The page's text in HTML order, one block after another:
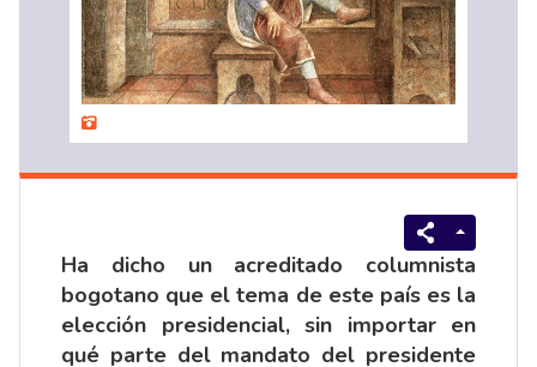
Ha dicho un acreditado columnista
bogotano que el tema de este país es la
elección presidencial, sin importar en
qué parte del mandato del presidente